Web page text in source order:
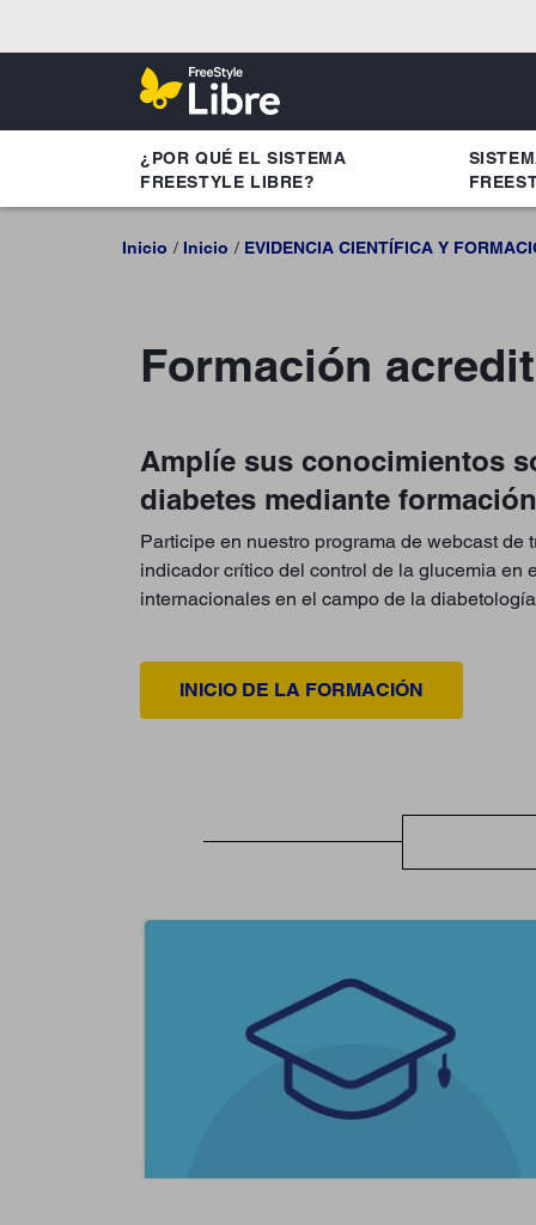
¿POR QUÉ EL SISTEMA
FREESTYLE LIBRE?
Inicio Inicio EVIDENCIA CIENTÍFICA Y
Formación
Amplíe sus conocimientos
diabetes mediante
Participe en nuestro programa de webcast
indicador crítico del control de la glucemia en
internacionales en el campo de la
INICIO DE LA FORMACIÓN